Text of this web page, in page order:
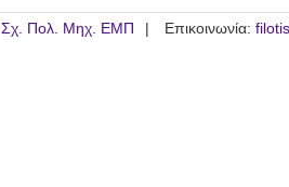
Σχ. Πολ. Μηχ. ΕΜΠ Επικοινωνία: